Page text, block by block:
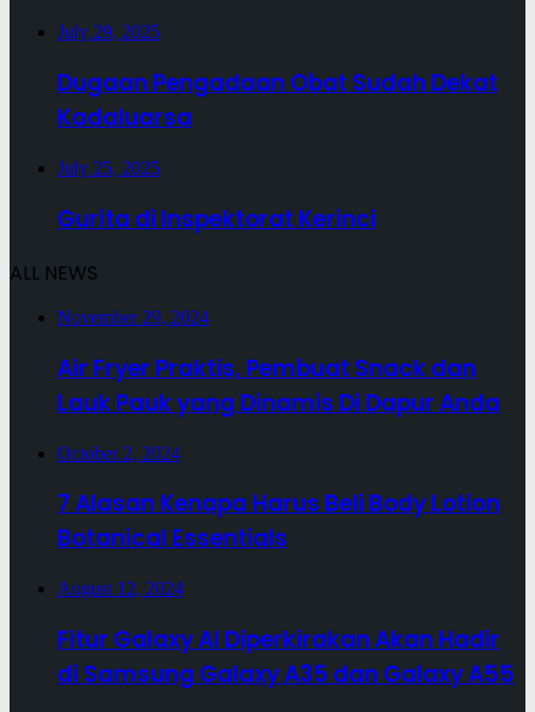
July 29, 2025
Dugaan Pengadaan Obat Sudah Dekat
Kadaluarsa
July 25, 2025
Gurita di Inspektorat Kerinci
ALL NEWS
November 29, 2024
Air Fryer Praktis, Pembuat Snack dan
Lauk Pauk yang Dinamis Di Dapur Anda
October 2, 2024
7 Alasan Kenapa Harus Beli Body Lotion
Botanical Essentials
August 12, 2024
Fitur Galaxy AI Diperkirakan Akan Hadir
di Samsung Galaxy A35 dan Galaxy A55